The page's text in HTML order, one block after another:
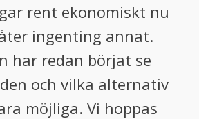
rent ekonomiskt nu
ingenting annat.
har redan börjat se
och vilka alternativ
möjliga. Vi hoppas